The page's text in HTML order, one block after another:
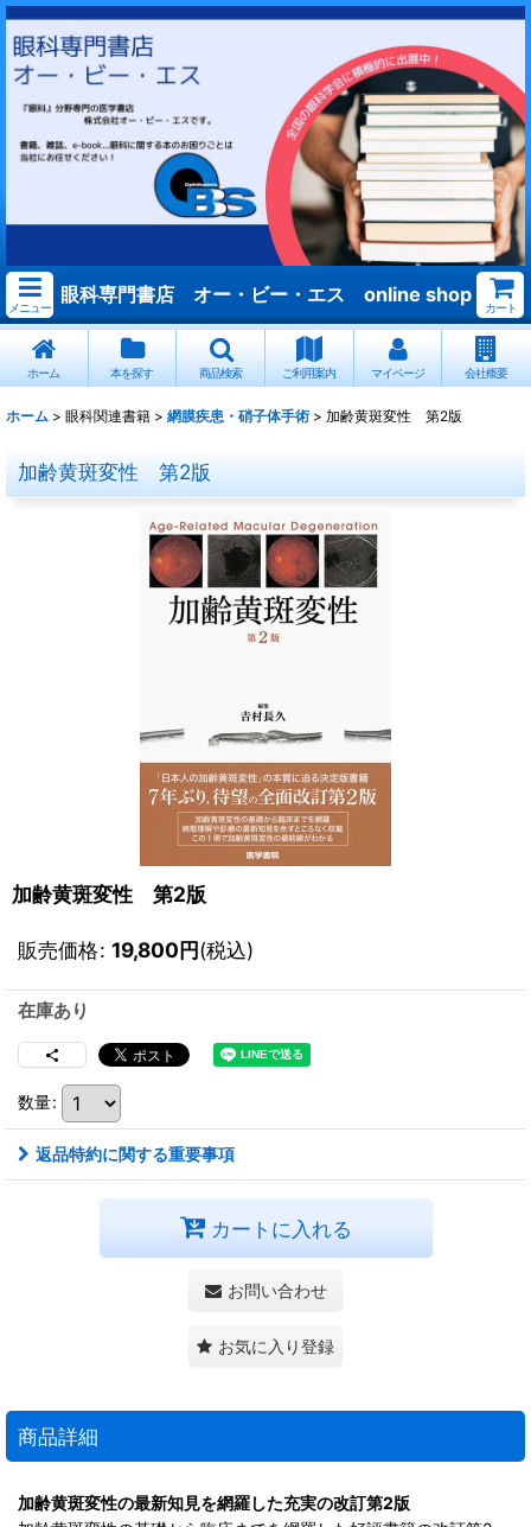
メニュー
眼科専門書店 オー・ビー・エス online shop
カート
ホーム 本を探す 商品検索 ご利用案内 マイページ 会社概要
ホーム > 眼科関連書籍 > 網膜疾患・硝子体手術 > 加齢黄斑変性 第2版
加齢黄斑変性 第2版
加齢黄斑変性 第2版
販売価格: 19,800円(税込)
在庫あり
数量:
返品特約に関する重要事項
カートに入れる
お問い合わせ
お気に入り登録
商品詳細
加齢黄斑変性の最新知見を網羅した充実の改訂第2版